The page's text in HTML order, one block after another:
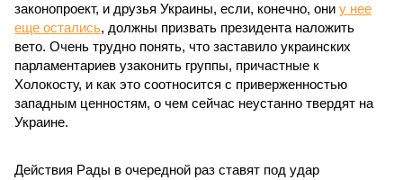
законопроект, и друзья Украины, если, конечно, они у нее
еще остались, должны призвать президента наложить
вето. Очень трудно понять, что заставило украинских
парламентариев узаконить группы, причастные к
Холокосту, и как это соотносится с приверженностью
западным ценностям, о чем сейчас неустанно твердят на
Украине.
Действия Рады в очередной раз ставят под удар